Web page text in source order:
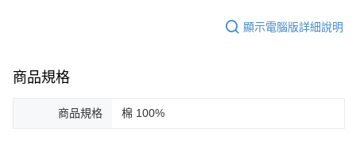
顯示電腦版詳細說明
商品規格
商品規格 棉 100%